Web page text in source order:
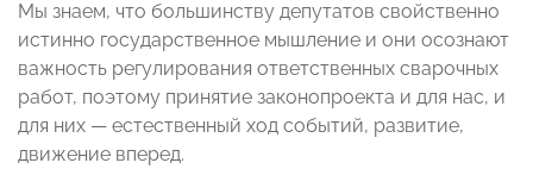
Мы знаем, что большинству депутатов свойственно
истинно государственное мышление и они осознают
важность регулирования ответственных сварочных
работ, поэтому принятие законопроекта и для нас, и
для них — естественный ход событий, развитие,
движение вперед.